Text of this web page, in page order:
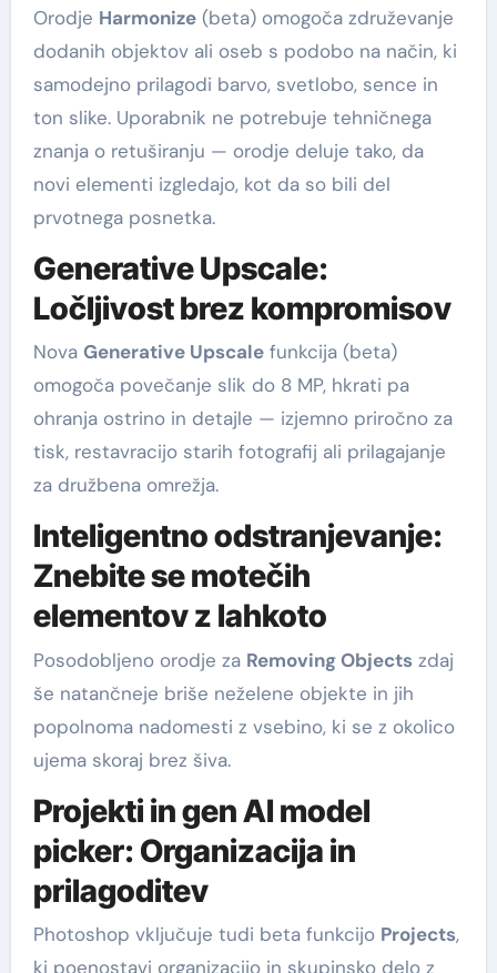
Orodje Harmonize(beta) omogoča združevanje
dodanih objektov ali oseb s podobo na način, ki
samodejno prilagodi barvo, svetlobo, sence in
ton slike. Uporabnik ne potrebuje tehničnega
znanja o retuširanju — orodje deluje tako, da
novi elementi izgledajo, kot da so bili del
prvotnega posnetka.
Generative Upscale:
Ločljivost brez kompromisov
Nova Generative Upscalefunkcija (beta)
omogoča povečanje slik do 8 MP, hkrati pa
ohranja ostrino in detajle — izjemno priročno za
tisk, restavracijo starih fotografij ali prilagajanje
za družbena omrežja.
Inteligentno odstranjevanje:
Znebite se motečih
elementov z lahkoto
Posodobljeno orodje za Removing Objectszdaj
še natančneje briše neželene objekte in jih
popolnoma nadomesti z vsebino, ki se z okolico
ujema skoraj brez šiva.
Projekti in gen AI model
picker: Organizacija in
prilagoditev
Photoshop vključuje tudi beta funkcijo Projects,
ki poenostavi organizacijo in skupinsko delo z